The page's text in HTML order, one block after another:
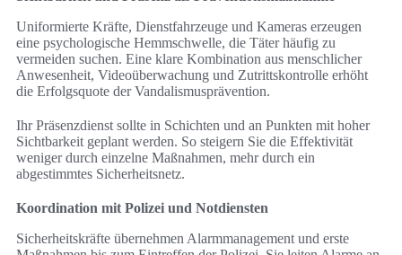
Uniformierte Kräfte, Dienstfahrzeuge und Kameras erzeugen
eine psychologische Hemmschwelle, die Täter häufig zu
vermeiden suchen. Eine klare Kombination aus menschlicher
Anwesenheit, Videoüberwachung und Zutrittskontrolle erhöht
die Erfolgsquote der Vandalismusprävention.
Ihr Präsenzdienst sollte in Schichten und an Punkten mit hoher
Sichtbarkeit geplant werden. So steigern Sie die Effektivität
weniger durch einzelne Maßnahmen, mehr durch ein
abgestimmtes Sicherheitsnetz.
Koordination mit Polizei und Notdiensten
Sicherheitskräfte übernehmen Alarmmanagement und erste